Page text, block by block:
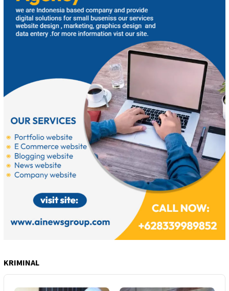
KRIMINAL